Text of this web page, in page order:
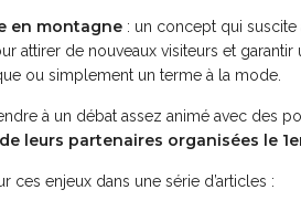
en montagne : un concept qui suscite
attirer de nouveaux visiteurs et
ou simplement un terme à la mode.
à un débat assez animé avec des
leurs partenaires organisées le
ces enjeux dans une série d’articles :